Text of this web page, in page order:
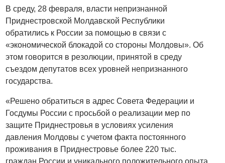
В среду, 28 февраля, власти непризнанной
Приднестровской Молдавской Республики
обратились к России за помощью в связи с
«экономической блокадой со стороны Молдовы». Об
этом говорится в резолюции, принятой в среду
съездом депутатов всех уровней непризнанного
государства.
«Решено обратиться в адрес Совета Федерации и
Госдумы России с просьбой о реализации мер по
защите Приднестровья в условиях усиления
давления Молдовы с учетом факта постоянного
проживания в Приднестровье более 220 тыс.
граждан России и уникального положительного опыта